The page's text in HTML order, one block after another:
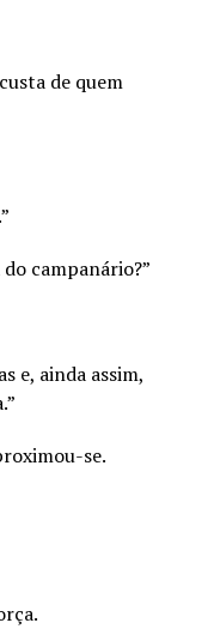
de quem
campanário?”
e, ainda assim,
se.